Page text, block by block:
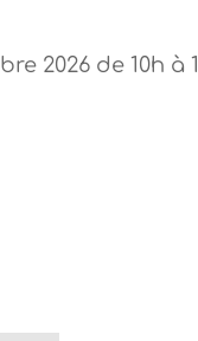
2026 de 10h à